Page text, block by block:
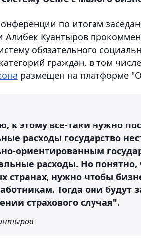
по итогам
Алибек Куантыров
обязательного
граждан, в том
размещен на платформе
к этому все-таки нужно
расходы государство
ориентированным
расходы. Но
странах, нужно чтобы
Тогда они
страхового случая".